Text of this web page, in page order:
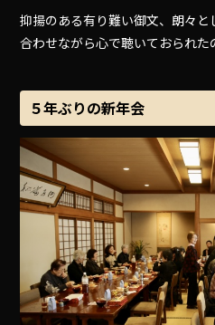
抑揚のある有り難い御文、朗々
合わせながら心で聴いておられた
５年ぶりの新年会